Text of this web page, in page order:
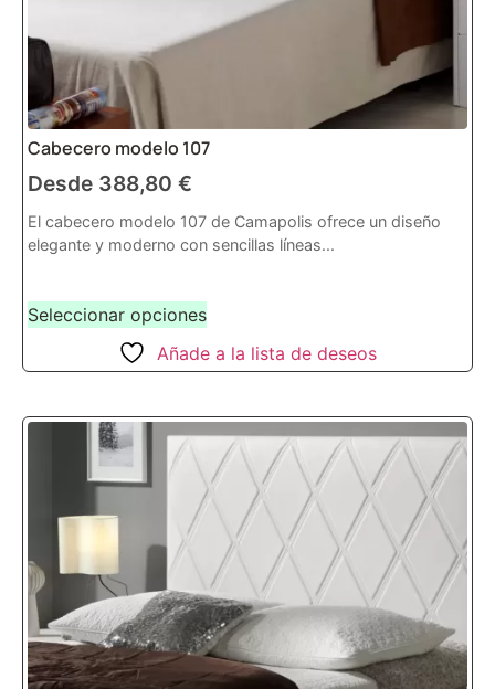
Cabecero modelo 107
Desde 388,80 €
El cabecero modelo 107 de Camapolis ofrece un diseño
elegante y moderno con sencillas líneas...
Seleccionar opciones
Añade a la lista de deseos